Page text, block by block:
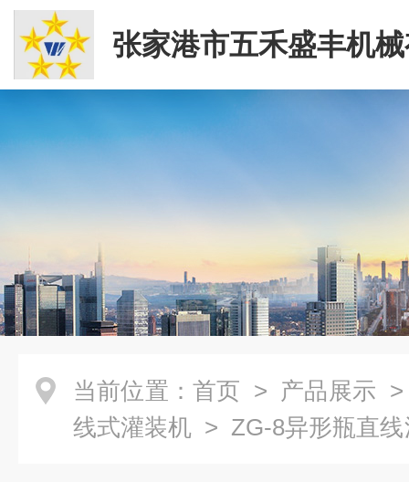
张家港市五禾盛丰机
司
当前位置： 首页 > 产品展示
线式灌装机 > ZG-8异形瓶直